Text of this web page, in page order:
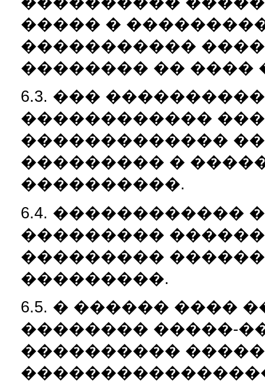
����� �
�����������
�������� �� ����
6.3. ���
������������
�������������
��������� �
����������.
6.4. ������������
���������
���������
���������.
6.5. � ������ ����
�������� �����-
����������